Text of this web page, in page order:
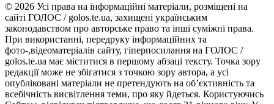
© 2026 Усі права на інформаційні матеріали, розміщені на
сайті ГОЛОС / golos.te.ua, захищені українським
законодавством про авторське право та інші суміжні права.
При використанні, передруку інформаційних та
фото-,відеоматеріалів сайту, гіперпосилання на ГОЛОС /
golos.te.ua має міститися в першому абзаці тексту. Точка зору
редакції може не збігатися з точкою зору автора, а усі
опубліковані матеріали не претендують на об’єктивність та
всебічність висвітлення теми, про яку йдеться. Користуючись